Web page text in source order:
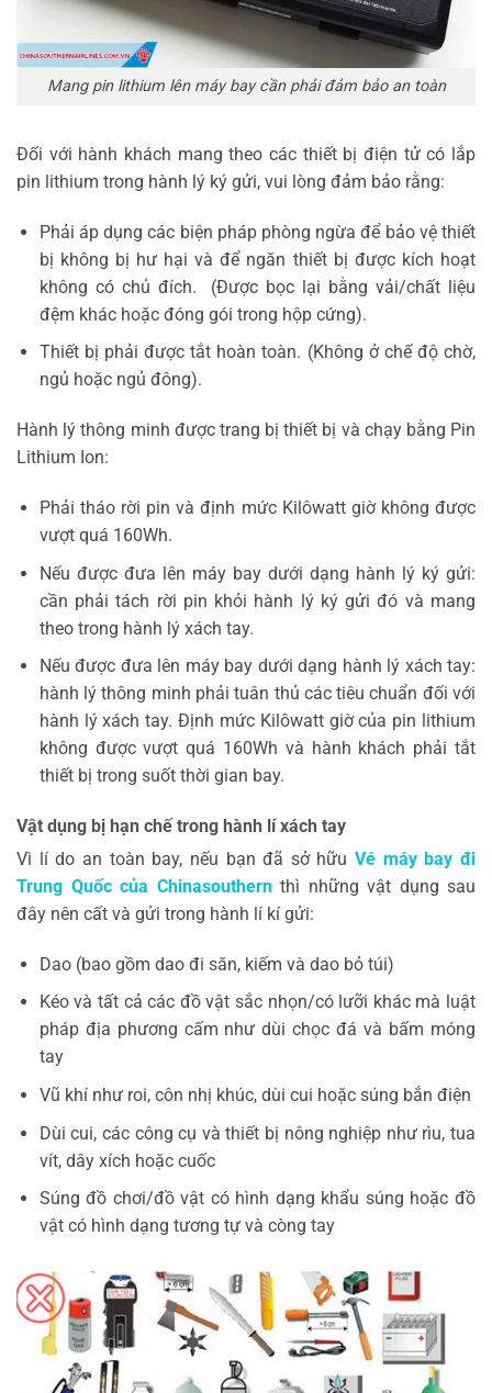
Mang pin lithium lên máy bay cần phải đảm bảo an toàn
Đối với hành khách mang theo các thiết bị điện tử có lắp
pin lithium trong hành lý ký gửi, vui lòng đảm bảo rằng:
Phải áp dụng các biện pháp phòng ngừa để bảo vệ thiết
bị không bị hư hại và để ngăn thiết bị được kích hoạt
không có chủ đích. (Được bọc lại bằng vải/chất liệu
đệm khác hoặc đóng gói trong hộp cứng).
Thiết bị phải được tắt hoàn toàn. (Không ở chế độ chờ,
ngủ hoặc ngủ đông).
Hành lý thông minh được trang bị thiết bị và chạy bằng Pin
Lithium Ion:
Phải tháo rời pin và định mức Kilôwatt giờ không được
vượt quá 160Wh.
Nếu được đưa lên máy bay dưới dạng hành lý ký gửi:
cần phải tách rời pin khỏi hành lý ký gửi đó và mang
theo trong hành lý xách tay.
Nếu được đưa lên máy bay dưới dạng hành lý xách tay:
hành lý thông minh phải tuân thủ các tiêu chuẩn đối với
hành lý xách tay. Định mức Kilôwatt giờ của pin lithium
không được vượt quá 160Wh và hành khách phải tắt
thiết bị trong suốt thời gian bay.
Vật dụng bị hạn chế trong hành lí xách tay
Vì lí do an toàn bay, nếu bạn đã sở hữuVé máy bay đi
Trung Quốc của Chinasouthern thì những vật dụng sau
đây nên cất và gửi trong hành lí kí gửi:
Dao (bao gồm dao đi săn, kiếm và dao bỏ túi)
Kéo và tất cả các đồ vật sắc nhọn/có lưỡi khác mà luật
pháp địa phương cấm như dùi chọc đá và bấm móng
tay
Vũ khí như roi, côn nhị khúc, dùi cui hoặc súng bắn điện
Dùi cui, các công cụ và thiết bị nông nghiệp như rìu, tua
vít, dây xích hoặc cuốc
Súng đồ chơi/đồ vật có hình dạng khẩu súng hoặc đồ
vật có hình dạng tương tự và còng tay